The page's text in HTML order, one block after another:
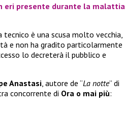
eri presente durante la malattia
è una scusa molto vecchia,
e non ha gradito particolarmente
lo decreterà il pubblico e
Anastasi , autore de “La notte” di
concorrente di Ora o mai più: